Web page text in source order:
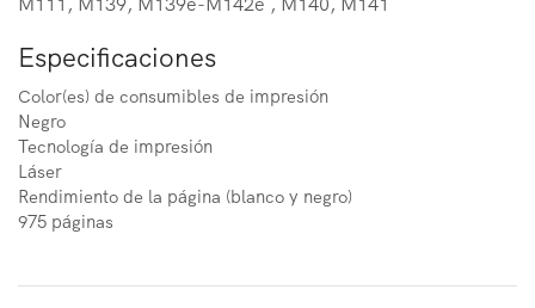
Especificaciones
Color(es) de consumibles de impresión
Negro
Tecnología de impresión
Láser
Rendimiento de la página (blanco y negro)
975 páginas